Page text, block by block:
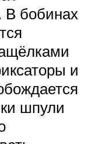
В бобинах
и
шпули